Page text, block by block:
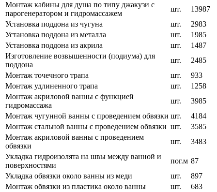
Монтаж кабины для душа по типу джакузи с
парогенератором и гидромассажем
шт.
13987
Установка поддона из чугуна
шт.
2983
Установка поддона из металла
шт.
1985
Установка поддона из акрила
шт.
1487
Изготовление возвышенности (подиума) для
поддона
шт.
2485
Монтаж точечного трапа
шт.
933
Монтаж удлиненного трапа
шт.
1258
Монтаж акриловой ванны с функцией
гидромассажа
шт.
3985
Монтаж чугунной ванны с проведением обвязки шт.
4184
Монтаж стальной ванны с проведением обвязки шт.
3585
Монтаж акриловой ванны с проведением
обвязки
шт.
3483
Укладка гидроизолята на швы между ванной и
поверхностями
пог.м 87
Укладка обвязки около ванны из меди
шт.
897
Монтаж обвязки из пластика около ванны
шт.
683